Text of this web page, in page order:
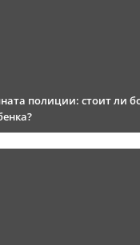
полиции: стоит ли